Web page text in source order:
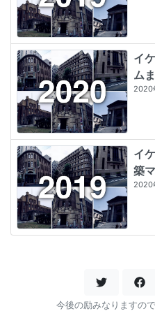
イ
ム
2020
イ
築
2020
今後の励みなりますの